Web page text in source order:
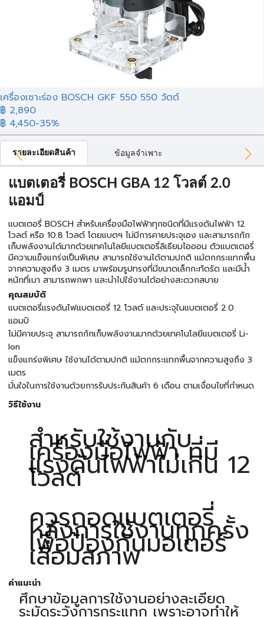
เครื่องเซาะร่อง BOSCH GKF 550 550 วัตต์
฿ 2,890
฿ 4,450-35%
รายละเอียดสินค้า ข้อมูลจำเพาะ
แบตเตอรี่ BOSCH GBA 12 โวลต์ 2.0
แอมป์
แบตเตอรี่ BOSCH สำหรับเครื่องมือไฟฟ้าทุกชนิดที่มีแรงดันไฟฟ้า 12
โวลต์ หรือ 10.8 โวลต์ โดยแบตฯ ไม่มีการคายประจุเอง และสามารถกัก
เก็บพลังงานได้มากด้วยเทคโนโลยีแบตเตอรี่ลิเธียมไอออน ตัวแบตเตอรี่
มีความแข็งแกร่งเป็นพิเศษ สามารถใช้งานได้ตามปกติ แม้ตกกระแทกพื้น
จากความสูงถึง 3 เมตร มาพร้อมรูปทรงที่มีขนาดเล็กกะทัดรัด และมีน้ำ
หนักที่เบา สามารถพกพา และนำไปใช้งานได้อย่างสะดวกสบาย
คุณสมบัติ
แบตเตอรี่แรงดันไฟแบตเตอรี่ 12 โวลต์ และประจุในแบตเตอรี่ 2.0
แอมป์
ไม่มีคายประจุ สามารถกักเก็บพลังงานมากด้วยเทคโนโลยีแบตเตอรี่ Li-
Ion
แข็งแกร่งพิเศษ ใช้งานได้ตามปกติ แม้ตกกระแทกพื้นจากความสูงถึง 3
เมตร
มั่นใจในการใช้งานด้วยการรับประกันสินค้า 6 เดือน ตามเงื่อนไขที่กำหนด
วิธีใช้งาน
สำหรับใช้งานกับ
เครื่องมือไฟฟ้า ที่มี
แรงดันไฟฟ้าไม่เกิน 12
โวลต์
ควรถอดแบตเตอรี่
หลังการใช้งานทุกครั้ง
เพื่อป้องกันมอเตอร์
เสื่อมสภาพ
คำแนะนำ
ศึกษาข้อมูลการใช้งานอย่างละเอียด
ระมัดระวังการกระแทก เพราะอาจทำให้